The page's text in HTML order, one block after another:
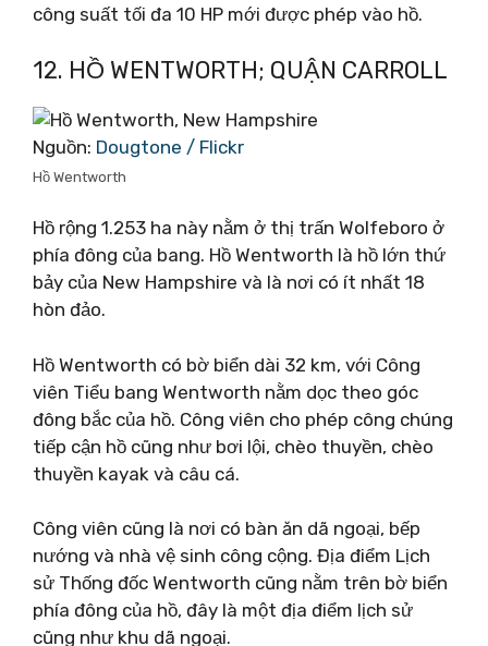
công suất tối đa 10 HP mới được phép vào hồ.
12. HỒ WENTWORTH; QUẬN CARROLL
Nguồn: Dougtone / Flickr
Hồ Wentworth
Hồ rộng 1.253 ha này nằm ở thị trấn Wolfeboro ở
phía đông của bang. Hồ Wentworth là hồ lớn thứ
bảy của New Hampshire và là nơi có ít nhất 18
hòn đảo.
Hồ Wentworth có bờ biển dài 32 km, với Công
viên Tiểu bang Wentworth nằm dọc theo góc
đông bắc của hồ. Công viên cho phép công chúng
tiếp cận hồ cũng như bơi lội, chèo thuyền, chèo
thuyền kayak và câu cá.
Công viên cũng là nơi có bàn ăn dã ngoại, bếp
nướng và nhà vệ sinh công cộng. Địa điểm Lịch
sử Thống đốc Wentworth cũng nằm trên bờ biển
phía đông của hồ, đây là một địa điểm lịch sử
cũng như khu dã ngoại.